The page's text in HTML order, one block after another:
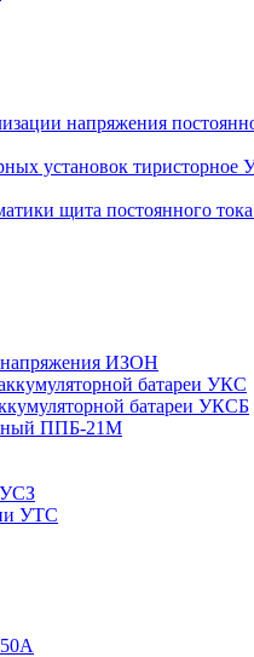
напряжения
установок тиристорное
щита постоянного
напряжения ИЗОН
батареи УКС
батареи УКСБ
ППБ-21М
УСЗ
УТС